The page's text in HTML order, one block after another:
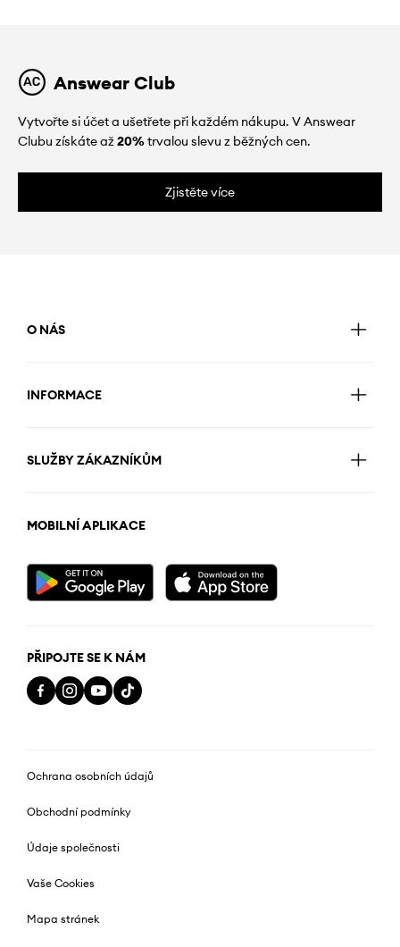
Answear Club
Vytvořte si účet a ušetřete při každém nákupu. V Answear
Clubu získáte až20%trvalou slevu z běžných cen.
Zjistěte více
O NÁS
INFORMACE
SLUŽBY ZÁKAZNÍKŮM
MOBILNÍ APLIKACE
PŘIPOJTE SE K NÁM
Ochrana osobních údajů
Obchodní podmínky
Údaje společnosti
Vaše Cookies
Mapa stránek